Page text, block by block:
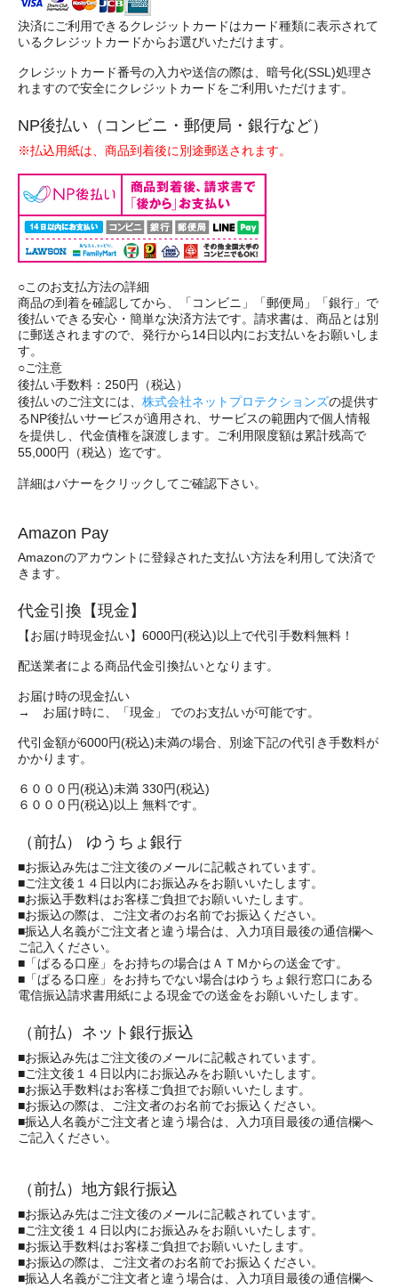
決済にご利用できるクレジットカードはカード種類に表示されて
いるクレジットカードからお選びいただけます。
クレジットカード番号の入力や送信の際は、暗号化(SSL)処理さ
れますので安全にクレジットカードをご利用いただけます。
NP後払い（コンビニ・郵便局・銀行など）
※払込用紙は、商品到着後に別途郵送されます。
○このお支払方法の詳細
商品の到着を確認してから、「コンビニ」「郵便局」「銀行」で
後払いできる安心・簡単な決済方法です。請求書は、商品とは別
に郵送されますので、発行から14日以内にお支払いをお願いしま
す。
○ご注意
後払い手数料：250円（税込）
後払いのご注文には、 株式会社ネットプロテクションズの提供す
るNP後払いサービスが適用され、サービスの範囲内で個人情報
を提供し、代金債権を譲渡します。ご利用限度額は累計残高で
55,000円（税込）迄です。
詳細はバナーをクリックしてご確認下さい。
Amazon Pay
Amazonのアカウントに登録された支払い方法を利用して決済で
きます。
代金引換【現金】
【お届け時現金払い】6000円(税込)以上で代引手数料無料！
配送業者による商品代金引換払いとなります。
お届け時の現金払い
→ お届け時に、「現金」 でのお支払いが可能です。
代引金額が6000円(税込)未満の場合、別途下記の代引き手数料が
かかります。
６０００円(税込)未満 330円(税込)
６０００円(税込)以上 無料です。
（前払） ゆうちょ銀行
■お振込み先はご注文後のメールに記載されています。
■ご注文後１４日以内にお振込みをお願いいたします。
■お振込手数料はお客様ご負担でお願いいたします。
■お振込の際は、ご注文者のお名前でお振込ください。
■振込人名義がご注文者と違う場合は、入力項目最後の通信欄へ
ご記入ください。
■「ぱるる口座」をお持ちの場合はＡＴＭからの送金です。
■「ぱるる口座」をお持ちでない場合はゆうちょ銀行窓口にある
電信振込請求書用紙による現金での送金をお願いいたします。
（前払）ネット銀行振込
■お振込み先はご注文後のメールに記載されています。
■ご注文後１４日以内にお振込みをお願いいたします。
■お振込手数料はお客様ご負担でお願いいたします。
■お振込の際は、ご注文者のお名前でお振込ください。
■振込人名義がご注文者と違う場合は、入力項目最後の通信欄へ
ご記入ください。
（前払）地方銀行振込
■お振込み先はご注文後のメールに記載されています。
■ご注文後１４日以内にお振込みをお願いいたします。
■お振込手数料はお客様ご負担でお願いいたします。
■お振込の際は、ご注文者のお名前でお振込ください。
■振込人名義がご注文者と違う場合は、入力項目最後の通信欄へ